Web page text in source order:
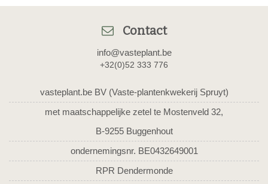
Contact
info@vasteplant.be
+32(0)52 333 776
vasteplant.be BV (Vaste-plantenkwekerij Spruyt)
met maatschappelijke zetel te Mostenveld 32,
B-9255 Buggenhout
ondernemingsnr. BE0432649001
RPR Dendermonde